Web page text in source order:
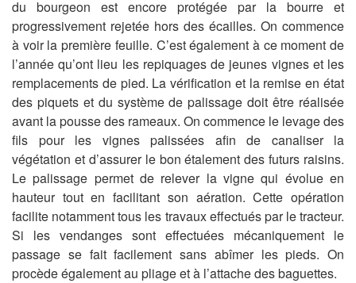
du bourgeon est encore protégée par la bourre et
progressivement rejetée hors des écailles. On commence
à voir la première feuille. C’est également à ce moment de
l’année qu’ont lieu les repiquages de jeunes vignes et les
remplacements de pied. La vérification et la remise en état
des piquets et du système de palissage doit être réalisée
avant la pousse des rameaux. On commence le levage des
fils pour les vignes palissées afin de canaliser la
végétation et d’assurer le bon étalement des futurs raisins.
Le palissage permet de relever la vigne qui évolue en
hauteur tout en facilitant son aération. Cette opération
facilite notamment tous les travaux effectués par le tracteur.
Si les vendanges sont effectuées mécaniquement le
passage se fait facilement sans abîmer les pieds. On
procède également au pliage et à l’attache des baguettes.